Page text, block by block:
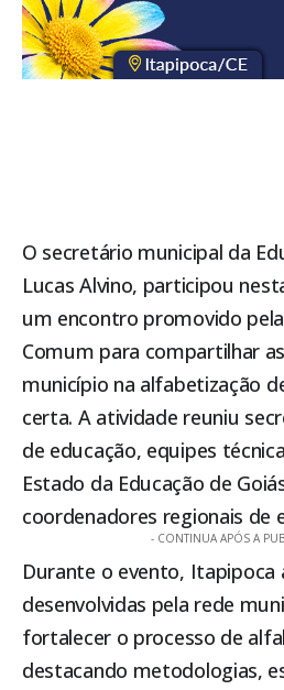
O secretário municipal da
Lucas Alvino, participou
um encontro promovido
Comum para compartilhar
município na alfabetização
certa. A atividade reuniu
de educação, equipes
Estado da Educação de
coordenadores regionais de
- CONTINUA APÓS A
Durante o evento, Itapipoca
desenvolvidas pela rede
fortalecer o processo de
destacando metodologias,